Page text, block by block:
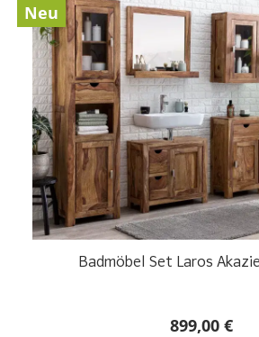
Neu
Badmöbel Set Laros
899,00 €